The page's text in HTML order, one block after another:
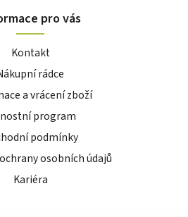
pro vás
Kontakt
rádce
a vrácení zboží
program
podmínky
osobních údajů
Kariéra